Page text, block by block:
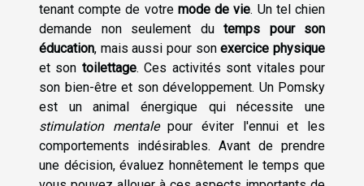
tenant compte de votre mode de vie. Un tel chien
demande non seulement du temps pour son
éducation, mais aussi pour sonexercice physique
et son toilettage. Ces activités sont vitales pour
son bien-être et son développement. Un Pomsky
est un animal énergique qui nécessite une
stimulation mentalepour éviter l'ennui et les
comportements indésirables. Avant de prendre
une décision, évaluez honnêtement le temps que